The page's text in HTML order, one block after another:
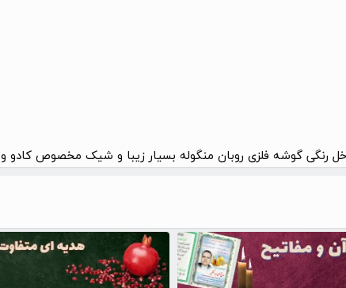
رنگی گوشه فلزی روبان منگوله بسیار زیبا و شیک مخصوص